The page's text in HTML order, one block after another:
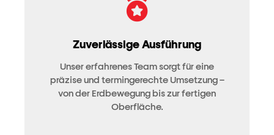
Zuverlässige Ausführung
Unser erfahrenes Team sorgt für eine
präzise und termingerechte Umsetzung –
von der Erdbewegung bis zur fertigen
Oberfläche.